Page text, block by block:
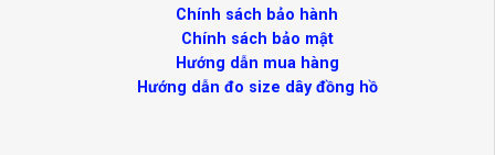
Chính sách bảo hành
Chính sách bảo mật
Hướng dẫn mua hàng
Hướng dẫn đo size dây đồng hồ